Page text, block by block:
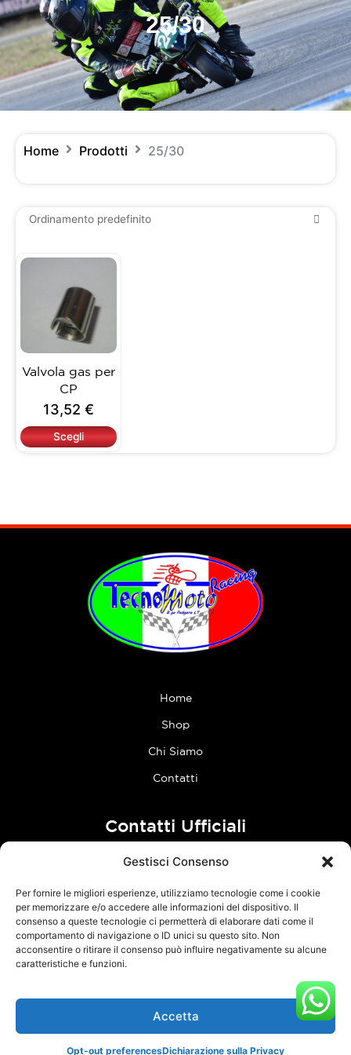
Gestisci Consenso
Per fornire le migliori esperienze, utilizziamo tecnologie come i cookie
per memorizzare e/o accedere alle informazioni del dispositivo. Il
consenso a queste tecnologie ci permetterà di elaborare dati come il
comportamento di navigazione o ID unici su questo sito. Non
acconsentire o ritirare il consenso può influire negativamente su alcune
caratteristiche e funzioni.
Accetta
Opt-out preferencesDichiarazione sulla Privacy
25/30
Home Prodotti 25/30
Valvola gas per
CP
13,52 €
Scegli
Questo
varianti.
possono
scelte
nella
pagina
Home
Shop
Chi Siamo
Contatti
Contatti Ufficiali
Follow Us
F
b
o
I
g
TCM Racing s.r.l.s. – Via Acque Alte, snc – 04100 Latina – P.Iva
03126380595 –Privacy Policy–Cookie Policy